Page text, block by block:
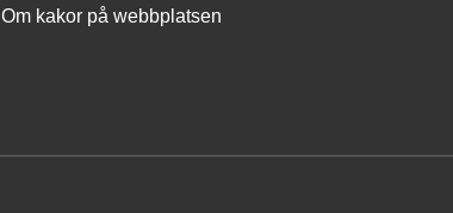
Om kakor på webbplatsen